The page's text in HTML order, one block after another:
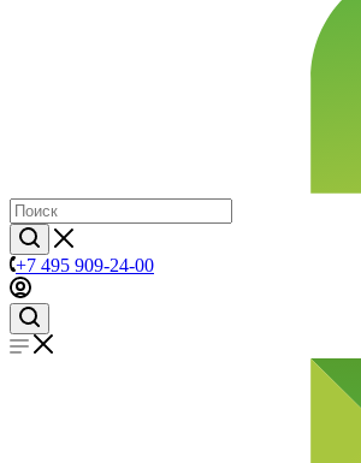
+7 495 909-24-00